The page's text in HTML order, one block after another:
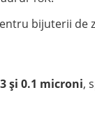
bijuterii de
și 0.1 microni,